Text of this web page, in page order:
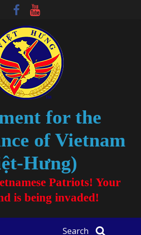
for the
of Vietnam
Hưng)
Patriots! Your
is being invaded!
Search